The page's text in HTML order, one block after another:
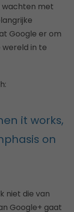
wachten met
Google er om
in te
it works,
on
niet die van
Google+ gaat